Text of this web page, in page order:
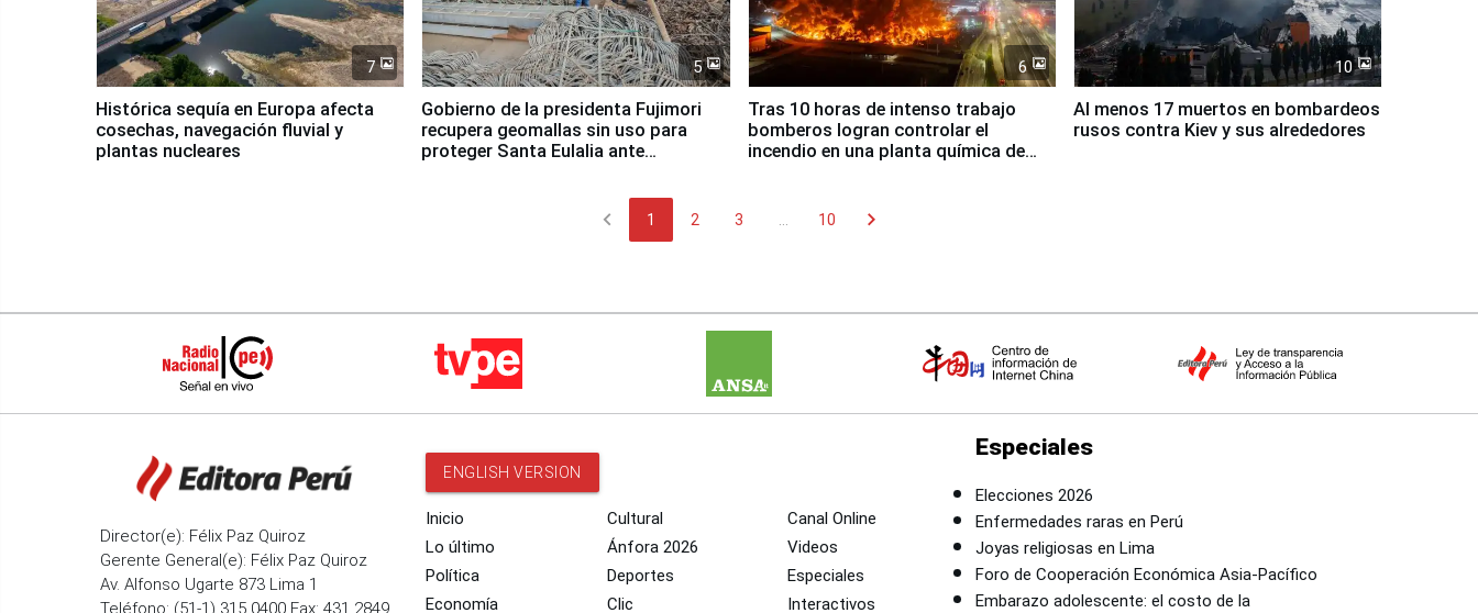
7
Histórica sequía en Europa afecta
cosechas, navegación fluvial y
plantas nucleares
5
Gobierno de la presidenta Fujimori
recupera geomallas sin uso para
proteger Santa Eulalia ante
6
Tras 10 horas de intenso trabajo
bomberos logran controlar el
incendio en una planta química de
10
Al menos 17 muertos en bombardeos
rusos contra Kiev y sus alrededores
chevron_left 1 2 3 10 chevron_right
Director(e): Félix Paz Quiroz
Gerente General(e): Félix Paz Quiroz
Av. Alfonso Ugarte 873 Lima 1
Teléfono: (51-1) 315 0400 Fax: 431 2849
ENGLISH VERSION
Inicio
Lo último
Política
Economía
Cultural
Ánfora 2026
Deportes
Clic
Canal Online
Videos
Especiales
Interactivos
Especiales
Elecciones 2026
Enfermedades raras en Perú
Joyas religiosas en Lima
Foro de Cooperación Económica Asia-Pacífico
Embarazo adolescente: el costo de la